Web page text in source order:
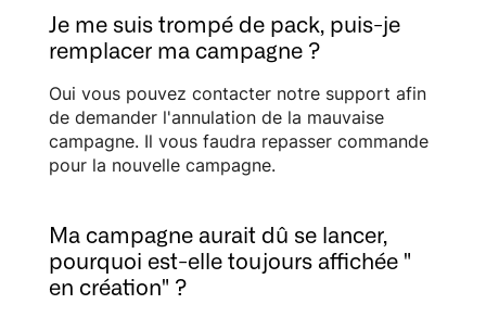
Je me suis trompé de pack, puis-je
remplacer ma campagne ?
Oui vous pouvez contacter notre support afin
de demander l'annulation de la mauvaise
campagne. Il vous faudra repasser commande
pour la nouvelle campagne.
Ma campagne aurait dû se lancer,
pourquoi est-elle toujours affichée "
en création" ?